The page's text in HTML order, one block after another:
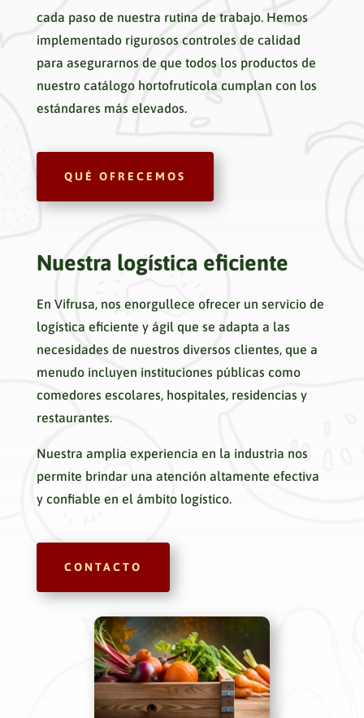
cada paso de nuestra rutina de trabajo. Hemos
implementado rigurosos controles de calidad
para asegurarnos de que todos los productos de
nuestro catálogo hortofrutícola cumplan con los
estándares más elevados.
QUÉ OFRECEMOS
Nuestra logística eficiente
En Vifrusa, nos enorgullece ofrecer un servicio de
logística eficiente y ágil que se adapta a las
necesidades de nuestros diversos clientes, que a
menudo incluyen instituciones públicas como
comedores escolares, hospitales, residencias y
restaurantes.
Nuestra amplia experiencia en la industria nos
permite brindar una atención altamente efectiva
y confiable en el ámbito logístico.
CONTACTO